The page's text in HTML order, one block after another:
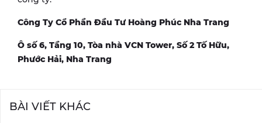
Công Ty Cổ Phần Đầu Tư Hoàng Phúc Nha Trang
Ô số 6, Tầng 10, Tòa nhà VCN Tower, Số 2 Tố Hữu,
Phước Hải, Nha Trang
BÀI VIẾT KHÁC